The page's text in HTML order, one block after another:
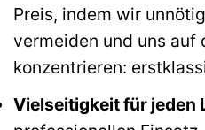
Preis, indem wir
vermeiden und uns auf
konzentrieren:
Vielseitigkeit für jeden